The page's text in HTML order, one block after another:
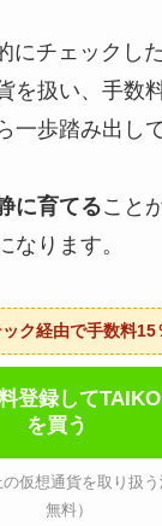
にチェックし
を扱い、手数
一歩踏み出し
に育てること
なります。
ク経由で手数料15
登録して
を買う
仮想通貨を取り扱
無料）